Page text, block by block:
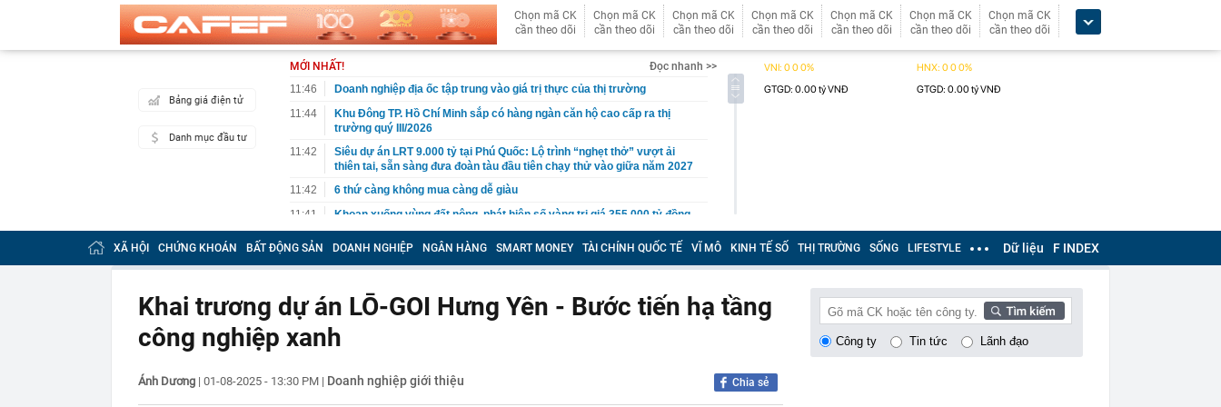
Chọn mã CK
cần theo dõi
Chọn mã CK
cần theo dõi
Chọn mã CK
cần theo dõi
Chọn mã CK
cần theo dõi
Chọn mã CK
cần theo dõi
Chọn mã CK
cần theo dõi
Chọn mã CK
cần theo dõi
Bảng giá điện tử
Danh mục đầu tư
MỚI NHẤT!
Đọc nhanh >>
11:46
Doanh nghiệp địa ốc tập trung vào giá trị thực của thị trường
11:44
Khu Đông TP. Hồ Chí Minh sắp có hàng ngàn căn hộ cao cấp ra thị
trường quý III/2026
11:42
Siêu dự án LRT 9.000 tỷ tại Phú Quốc: Lộ trình “nghẹt thở” vượt ải
thiên tai, sẵn sàng đưa đoàn tàu đầu tiên chạy thử vào giữa năm 2027
11:42
6 thứ càng không mua càng dễ giàu
11:41
Khoan xuống vùng đất nông, phát hiện số vàng trị giá 355.000 tỷ đồng,
lộ mục tiêu thăm dò 100 tấn vàng
11:37
Chi tiết 'kẻ thách thức' Honda Vision vừa ra mắt: Thiết kế đẹp như SH
Mode, giá chỉ 34 triệu đồng
Công an Hà Nội xác minh ô tô đỗ ở khu đô thị bị trộm mất 2 bánh xe
11:36
Đường ven sông Hồng bị sạt do mưa lớn
11:33
Tổ hợp sở hữu ballroom lớn nhất thế giới ở Việt Nam đang thành hình
11:32
3 bộ phận của cá không nên ăn: Có bộ phận chứa độc tố, ăn phải có
XÃ HỘI CHỨNG KHOÁN BẤT ĐỘNG SẢN DOANH NGHIỆP NGÂN HÀNG SMART MONEY TÀI CHÍNH QUỐC TẾ VĨ MÔ KINH TẾ SỐ THỊ TRƯỜNG SỐNG LIFESTYLE Dữ liệu F INDEX
Khai trương dự án LŌ-GOI Hưng Yên - Bước tiến hạ tầng
công nghiệp xanh
Ánh Dương | 01-08-2025 - 13:30 PM | Doanh nghiệp giới thiệu Chia sẻ
Công ty Tin tức Lãnh đạo